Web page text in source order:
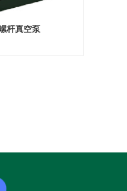
杆真空泵